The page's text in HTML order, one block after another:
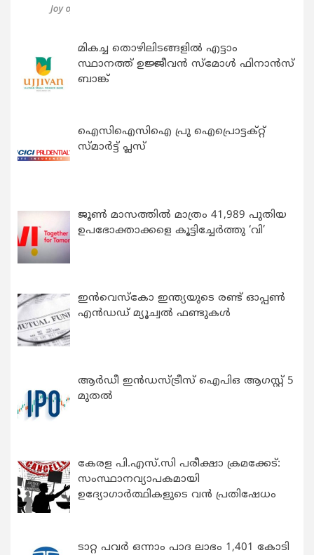
മികച്ച തൊഴിലിടങ്ങളിൽ എട്ടാം
സ്ഥാനത്ത് ഉജ്ജീവൻ സ്മോൾ ഫിനാൻസ്
ബാങ്ക്
ഐസിഐസിഐ പ്രു ഐപ്രൊട്ടക്റ്റ്
സ്മാർട്ട് പ്ലസ്
ജൂൺ മാസത്തിൽ മാത്രം 41,989 പുതിയ
ഉപഭോക്താക്കളെ കൂട്ടിച്ചേർത്തു ‘വി’
ഇന്‍വെസ്കോ ഇന്ത്യയുടെ രണ്ട് ഓപ്പണ്‍
എന്‍ഡഡ് മ്യൂച്വല്‍ ഫണ്ടുകള്‍
ആർഡീ ഇൻഡസ്ട്രീസ് ഐപിഒ ആഗസ്റ്റ് 5
മുതൽ
കേരള പി.എസ്.സി പരീക്ഷാ ക്രമക്കേട്:
സംസ്ഥാനവ്യാപകമായി
ഉദ്യോഗാര്‍ത്ഥികളുടെ വന്‍ പ്രതിഷേധം
ടാറ്റ പവർ ഒന്നാം പാദ ലാഭം 1,401 കോടി